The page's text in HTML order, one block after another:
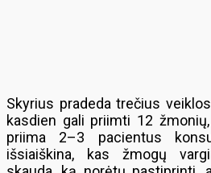
Skyrius pradeda trečius
kasdien gali priimti 12
priima 2–3 pacientus
išsiaiškina, kas žmogų